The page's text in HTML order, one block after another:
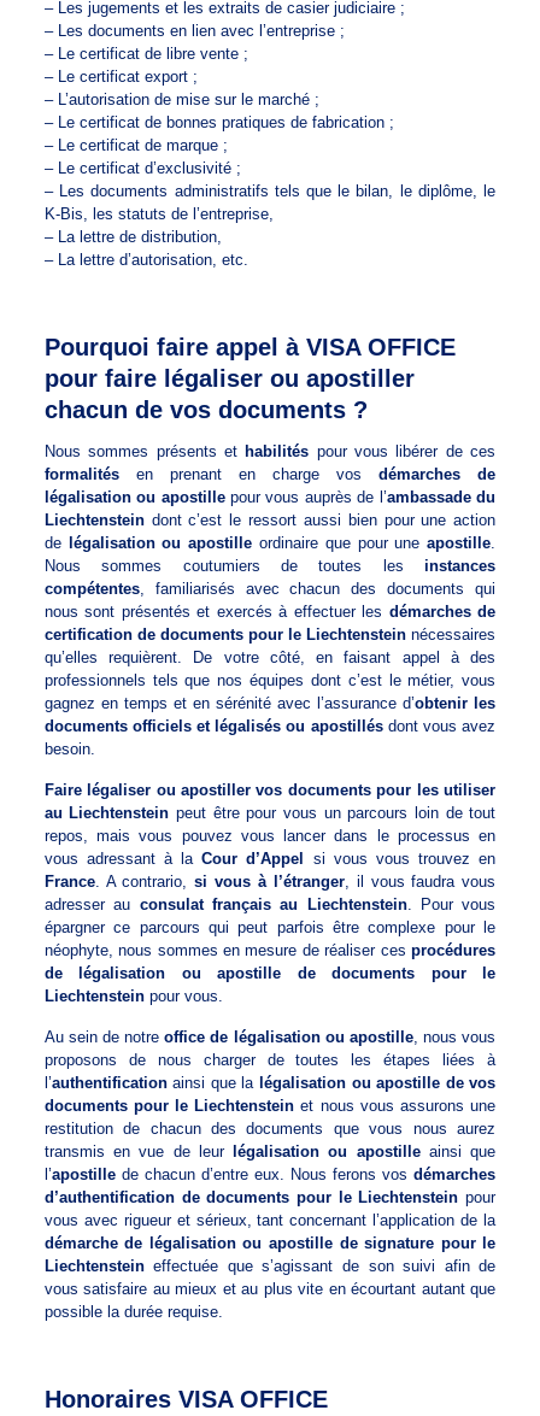
– Les jugements et les extraits de casier judiciaire ;
– Les documents en lien avec l’entreprise ;
– Le certificat de libre vente ;
– Le certificat export ;
– L’autorisation de mise sur le marché ;
– Le certificat de bonnes pratiques de fabrication ;
– Le certificat de marque ;
– Le certificat d’exclusivité ;
– Les documents administratifs tels que le bilan, le diplôme, le
K-Bis, les statuts de l’entreprise,
– La lettre de distribution,
– La lettre d’autorisation, etc.
Pourquoi faire appel à VISA OFFICE
pour faire légaliser ou apostiller
chacun de vos documents ?
Nous sommes présents et habilités pour vous libérer de ces
formalitésen prenant en charge vosdémarches de
légalisation ou apostillepour vous auprès de l’ambassade du
Liechtensteindont c’est le ressort aussi bien pour une action
de
légalisation ou apostille ordinaire que pour uneapostille.
Nous sommes coutumiers de toutes lesinstances
compétentes, familiarisés avec chacun des documents qui
nous sont présentés et exercés à effectuer les démarches de
certification de documents pour le Liechtenstein nécessaires
qu’elles requièrent. De votre côté, en faisant appel à des
professionnels tels que nos équipes dont c’est le métier, vous
gagnez en temps et en sérénité avec l’assurance d’obtenir les
documents officiels et légalisés ou apostillésdont vous avez
besoin.
Faire légaliser ou apostiller vos documents pour les utiliser
au Liechtenstein peut être pour vous un parcours loin de tout
repos, mais vous pouvez vous lancer dans le processus en
vous adressant à laCour d’Appel
si vous vous trouvez en
France. A contrario,si vous à l’étranger, il vous faudra vous
adresser au consulat français au Liechtenstein. Pour vous
épargner ce parcours qui peut parfois être complexe pour le
néophyte, nous sommes en mesure de réaliser cesprocédures
de légalisation ou apostille de documents pour le
Liechtensteinpour vous.
Au sein de notreoffice de légalisation ou apostille, nous vous
proposons de nous charger de toutes les étapes liées à
l’authentificationainsi que la légalisation ou apostille de vos
documents pour le Liechtenstein et nous vous assurons une
restitution de chacun des documents que vous nous aurez
transmis en vue de leur
légalisation ou apostilleainsi que
l’apostillede chacun d’entre eux. Nous ferons vosdémarches
d’authentification de documents pour le Liechtenstein pour
vous avec rigueur et sérieux, tant concernant l’application de la
démarche de légalisation ou apostille de signature pour le
Liechtensteineffectuée que s’agissant de son suivi afin de
vous satisfaire au mieux et au plus vite en écourtant autant que
possible la durée requise.
Honoraires VISA OFFICE